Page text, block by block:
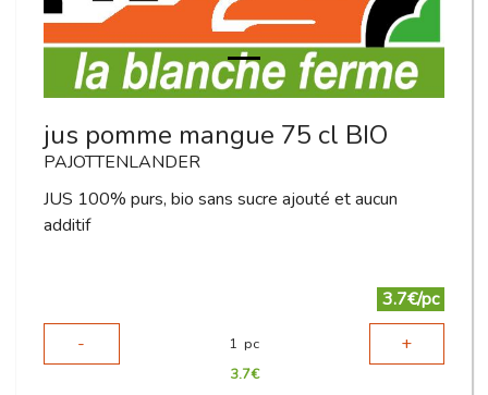
jus pomme mangue 75 cl BIO
PAJOTTENLANDER
JUS 100% purs, bio sans sucre ajouté et aucun
additif
3.7€/pc
-
1 pc +
3.7€